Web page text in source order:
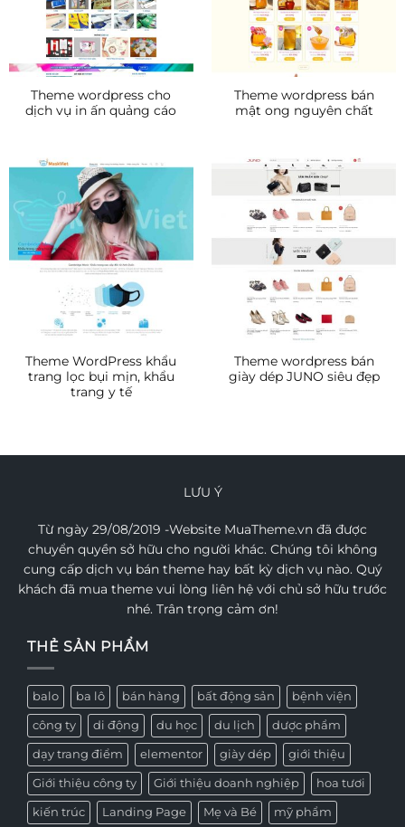
Theme wordpress cho
dịch vụ in ấn quảng cáo
Theme wordpress bán
mật ong nguyên chất
Theme WordPress khẩu
trang lọc bụi mịn, khẩu
trang y tế
Theme wordpress bán
giày dép JUNO siêu đẹp
LƯU Ý
Từ ngày 29/08/2019 -Website MuaTheme.vn đã được
chuyển quyền sở hữu cho người khác. Chúng tôi không
cung cấp dịch vụ bán theme hay bất kỳ dịch vụ nào. Quý
khách đã mua theme vui lòng liên hệ với chủ sở hữu trước
nhé. Trân trọng cảm ơn!
THẺ SẢN PHẨM
balo ba lô bán hàng bất động sản bệnh viện
công ty di động du học du lịch dược phẩm
dạy trang điểm elementor giày dép giới thiệu
Giới thiệu công ty Giới thiệu doanh nghiệp hoa tươi
kiến trúc Landing Page Mẹ và Bé mỹ phẩm